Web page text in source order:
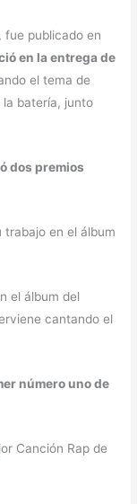
fue publicado en
en la entrega de
el tema de
la batería, junto
dos premios
en el álbum
el álbum del
cantando el
número uno de
Canción Rap de